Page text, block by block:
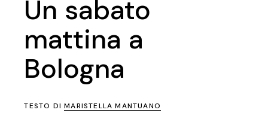
Un sabato
mattina a
Bologna
TESTO DIMARISTELLA MANTUANO